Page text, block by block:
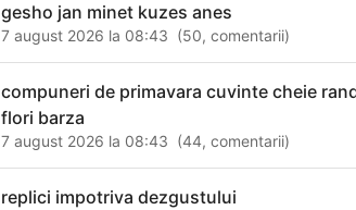
gesho jan minet kuzes anes
7 august 2026 la 08:43 (50,comentarii)
compuneri de primavara cuvinte cheie
flori barza
7 august 2026 la 08:43 (44,comentarii)
replici impotriva dezgustului